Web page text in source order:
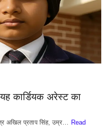
कार्डियक अरेस्ट का
अखिल प्रताप सिंह, उम्र… Read